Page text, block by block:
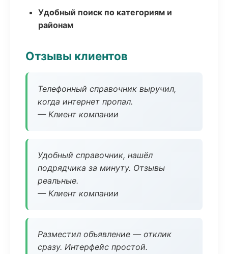
Удобный поиск по категориям и
районам
Отзывы клиентов
Телефонный справочник выручил,
когда интернет пропал.
— Клиент компании
Удобный справочник, нашёл
подрядчика за минуту. Отзывы
реальные.
— Клиент компании
Разместил объявление — отклик
сразу. Интерфейс простой.